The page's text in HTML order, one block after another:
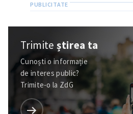
Trimiteștirea ta
Cunoști o informație
de interes public?
Trimite-o la ZdG